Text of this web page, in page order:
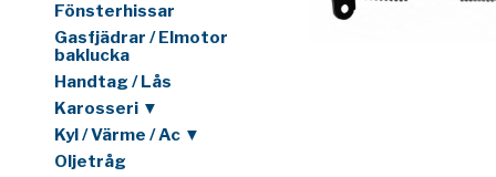
Fönsterhissar
Gasfjädrar / Elmotor
baklucka
Handtag / Lås
Karosseri ▼
Kyl / Värme / Ac ▼
Oljetråg